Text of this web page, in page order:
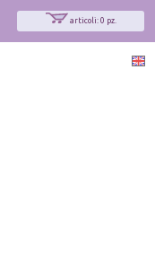
articoli: 0 pz.